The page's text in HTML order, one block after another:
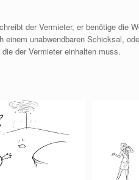
der Vermieter, er benötige die
unabwendbaren Schicksal,
der Vermieter einhalten muss.